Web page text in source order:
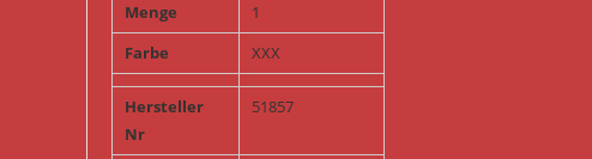
Menge
1
Farbe
XXX
Hersteller
Nr
51857